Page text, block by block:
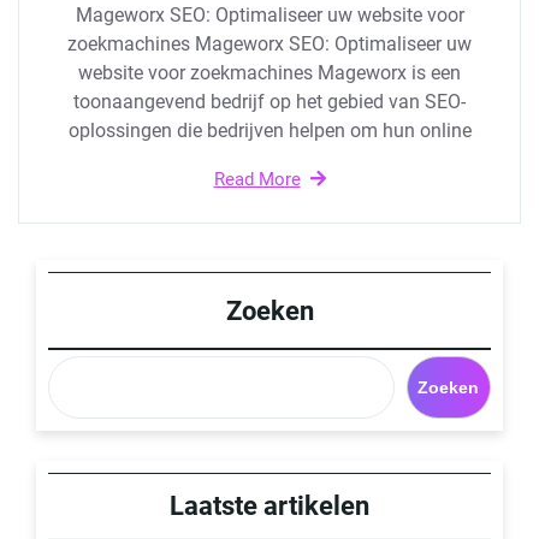
Mageworx SEO: Optimaliseer uw website voor
zoekmachines Mageworx SEO: Optimaliseer uw
website voor zoekmachines Mageworx is een
toonaangevend bedrijf op het gebied van SEO-
oplossingen die bedrijven helpen om hun online
Read More
Zoeken
Zoeken
Laatste artikelen